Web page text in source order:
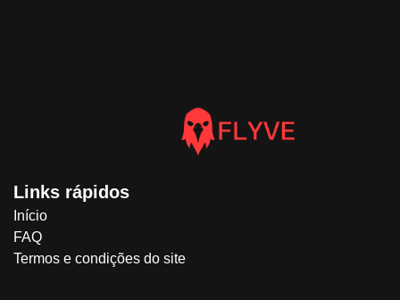
Links rápidos
Início
FAQ
Termos e condições do site